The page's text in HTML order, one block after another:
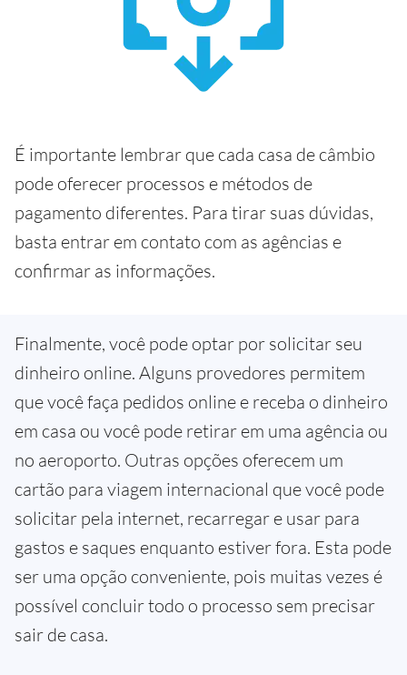
É importante lembrar que cada casa de câmbio
pode oferecer processos e métodos de
pagamento diferentes. Para tirar suas dúvidas,
basta entrar em contato com as agências e
confirmar as informações.
Finalmente, você pode optar por solicitar seu
dinheiro online. Alguns provedores permitem
que você faça pedidos online e receba o dinheiro
em casa ou você pode retirar em uma agência ou
no aeroporto. Outras opções oferecem um
cartão para viagem internacional que você pode
solicitar pela internet, recarregar e usar para
gastos e saques enquanto estiver fora. Esta pode
ser uma opção conveniente, pois muitas vezes é
possível concluir todo o processo sem precisar
sair de casa.